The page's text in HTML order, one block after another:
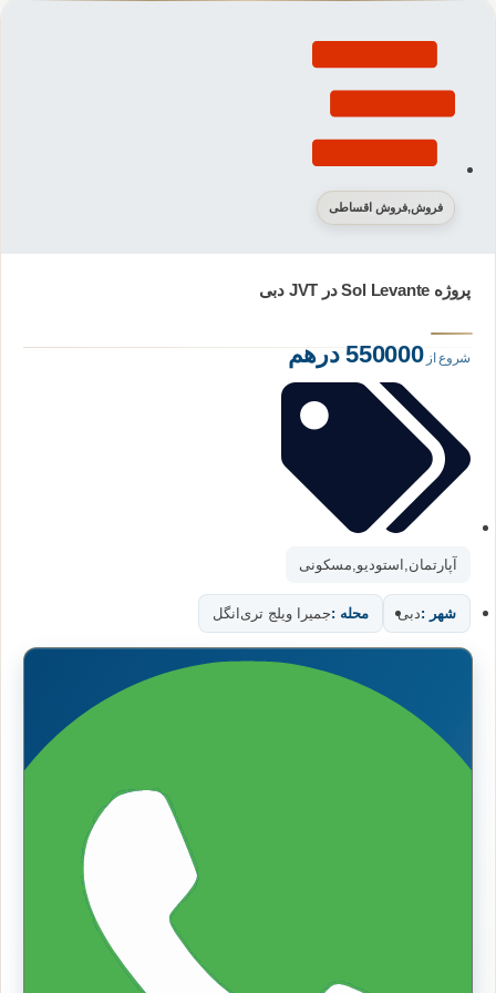
پروژه Sol Levante در JVT دبی
فروش,فروش اقساطی
شروع از550000 درهم
آپارتمان,استودیو,مسکونی
شهر : دبی محله :جمیرا ویلج تری‌انگل